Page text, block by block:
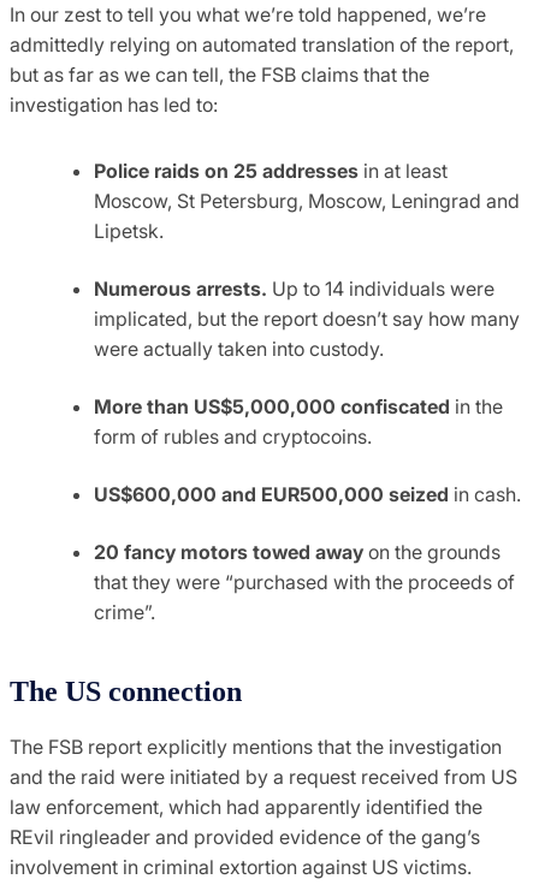
In our zest to tell you what we’re told happened, we’re
admittedly relying on automated translation of the report,
but as far as we can tell, the FSB claims that the
investigation has led to:
Police raids on 25 addresses in at least
Moscow, St Petersburg, Moscow, Leningrad and
Lipetsk.
Numerous arrests. Up to 14 individuals were
implicated, but the report doesn’t say how many
were actually taken into custody.
More than US$5,000,000 confiscated in the
form of rubles and cryptocoins.
US$600,000 and EUR500,000 seized in cash.
20 fancy motors towed away on the grounds
that they were “purchased with the proceeds of
crime”.
The US connection
The FSB report explicitly mentions that the investigation
and the raid were initiated by a request received from US
law enforcement, which had apparently identified the
REvil ringleader and provided evidence of the gang’s
involvement in criminal extortion against US victims.